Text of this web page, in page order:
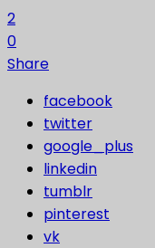
2
0
Share
facebook
twitter
google_plus
linkedin
tumblr
pinterest
vk